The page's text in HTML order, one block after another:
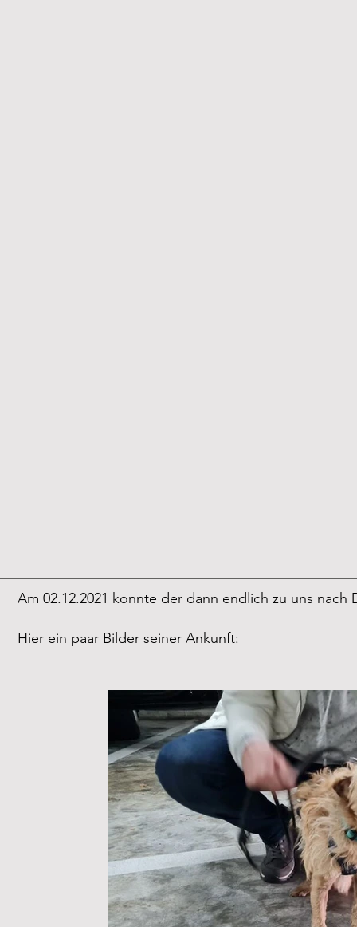
Am 02.12.2021 konnte der dann endlich zu uns nach
Hier ein paar Bilder seiner Ankunft: